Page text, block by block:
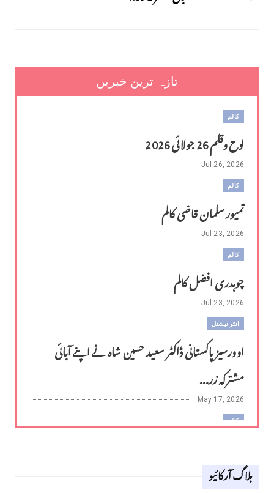
تازہ ترین خبریں
کالم
لوح وقلم 26 جولائی 2026
Jul 26, 2026
کالم
تمیور سلمان قاضی کالم
Jul 23, 2026
کالم
چوہدری افضل کالم
Jul 23, 2026
انٹر نیشنل
اوورسیز پاکستانی ڈاکٹر سعید حسین شاہ نے اپنے آبائی
مشترکہ زر...
May 17, 2026
کالم
Apr 18, 2026
بلاگ آرکائیو